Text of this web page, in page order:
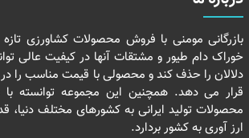
بازرگانی مومنی با فروش محصولات کشاورزی
خوراک دام طیور و مشتقات آنها در کیفیت عالی
دلالان را حذف کند و محصولی با قیمت مناسب را در
قرار می دهد. همچنین این مجموعه توانسته با
محصولات تولید ایرانی به کشورهای مختلف
ارز آوری به کشور بردارد.